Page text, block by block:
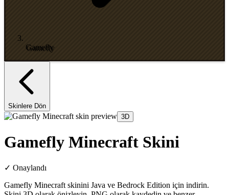
Gamefly
Skinlere Dön
3D
Gamefly Minecraft Skini
✓ Onaylandı
Gamefly Minecraft skinini Java ve Bedrock Edition için indirin.